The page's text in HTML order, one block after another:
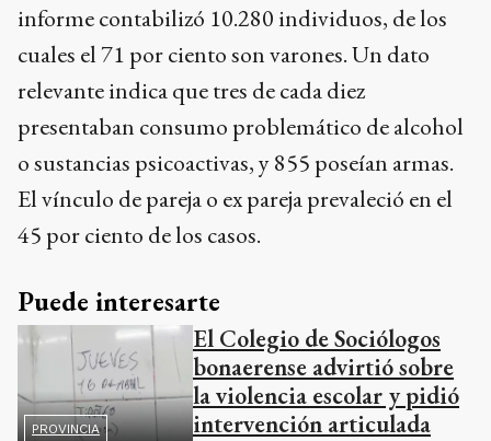
informe contabilizó 10.280 individuos, de los
cuales el 71 por ciento son varones. Un dato
relevante indica que tres de cada diez
presentaban consumo problemático de alcohol
o sustancias psicoactivas, y 855 poseían armas.
El vínculo de pareja o ex pareja prevaleció en el
45 por ciento de los casos.
Puede interesarte
PROVINCIA
El Colegio de Sociólogos
bonaerense advirtió sobre
la violencia escolar y pidió
intervención articulada